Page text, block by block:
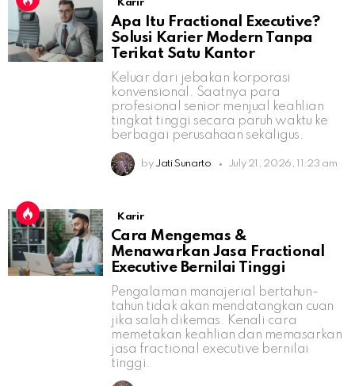
Karir
Apa Itu Fractional Executive?
Solusi Karier Modern Tanpa
Terikat Satu Kantor
Keluar dari jebakan korporasi
konvensional. Saatnya para
profesional senior menjual keahlian
tingkat tinggi secara paruh waktu ke
berbagai perusahaan sekaligus.
by Jati Sunarto July 21, 2026, 11:23 am
Karir
Cara Mengemas &
Menawarkan Jasa Fractional
Executive Bernilai Tinggi
Pengalaman manajerial bertahun-
tahun tidak akan mendatangkan cuan
jika salah dikemas. Kenali cara
memetakan keahlian dan memasarkan
jasa fractional executive bernilai
tinggi.